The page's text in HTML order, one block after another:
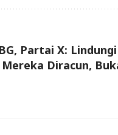
Partai X: Lindungi
Diracun,